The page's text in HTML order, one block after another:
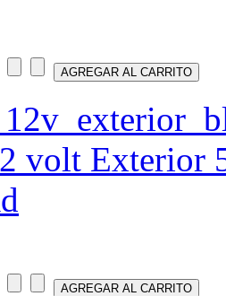
volt Exterior